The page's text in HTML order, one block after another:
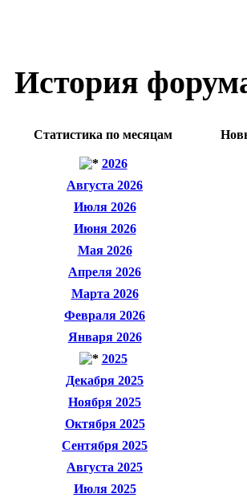
История
Статистика по месяцам
2026
Августа 2026
Июля 2026
Июня 2026
Мая 2026
Апреля 2026
Марта 2026
Февраля 2026
Января 2026
2025
Декабря 2025
Ноября 2025
Октября 2025
Сентября 2025
Августа 2025
Июля 2025